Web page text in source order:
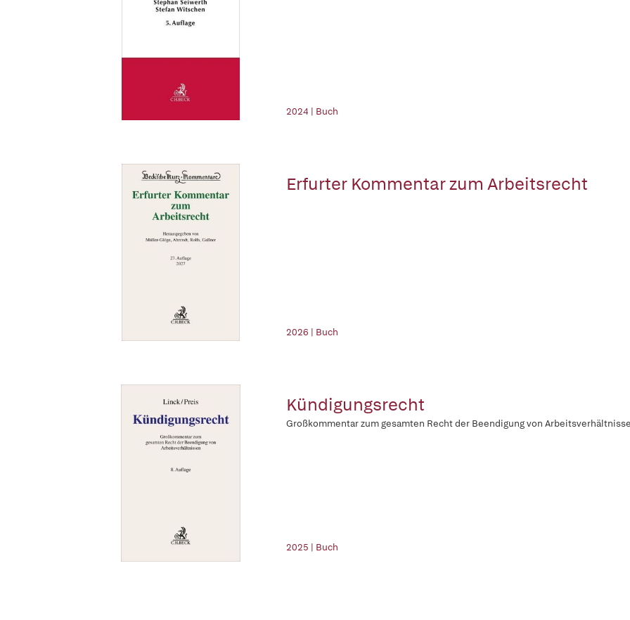
2024 | Buch
Erfurter Kommentar zum Arbeitsrecht
2026 | Buch
Kündigungsrecht
Großkommentar zum gesamten Recht der Beendigung von
2025 | Buch